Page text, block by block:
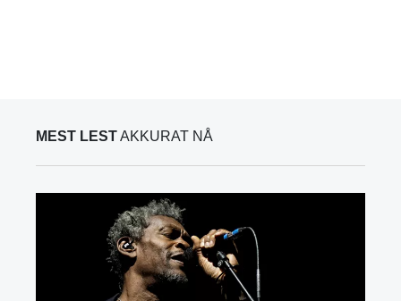
MEST LESTAKKURAT NÅ